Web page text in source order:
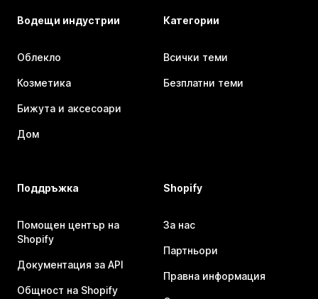
Водещи индустрии
Облекло
Козметика
Бижута и аксесоари
Дом
Категории
Всички теми
Безплатни теми
Поддръжка
Помощен център на
Shopify
Документация за API
Общност на Shopify
Shopify
За нас
Партньори
Правна информация